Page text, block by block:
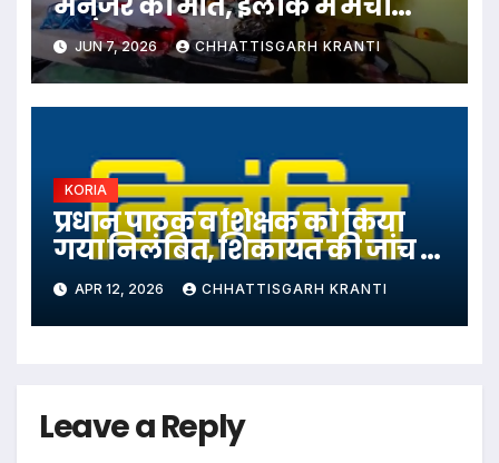
हड़कंप
JUN 7, 2026 CHHATTISGARH KRANTI
KORIA
प्रधान पाठक व शिक्षक को किया
गया निलंबित, शिकायत की जांच के
बाद हुआ एक्शन
APR 12, 2026 CHHATTISGARH KRANTI
Leave a Reply